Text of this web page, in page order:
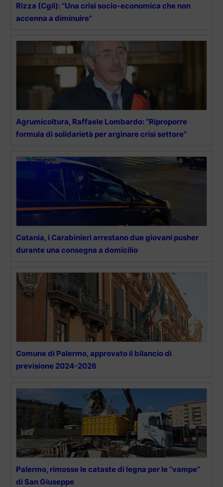
Rizza (Cgil): “Una crisi socio-economica che non
accenna a diminuire”
Agrumicoltura, Raffaele Lombardo: “Riproporre
formula di solidarietà per arginare crisi settore”
Catania, i Carabinieri arrestano due giovani pusher
durante una consegna a domicilio
Comune di Palermo, approvato il bilancio di
previsione 2024-2026
Palermo, rimosse le cataste di legna per le “vampe”
di San Giuseppe